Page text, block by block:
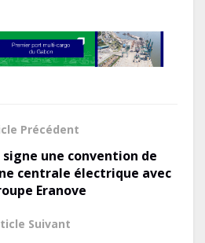
ta
g
Précédent
signe une convention de
centrale électrique avec
Eranove
Suivant